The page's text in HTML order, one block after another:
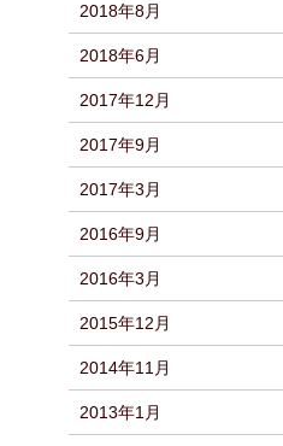
2018年8月
2018年6月
2017年12月
2017年9月
2017年3月
2016年9月
2016年3月
2015年12月
2014年11月
2013年1月